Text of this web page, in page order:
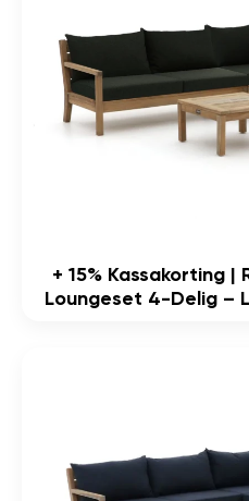
+ 15% Kassakorting |
Loungeset 4-Delig –